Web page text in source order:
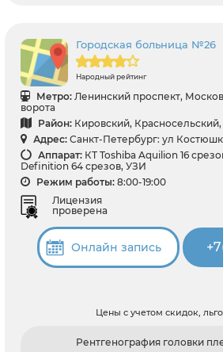
Городская больница №26
Народный рейтинг
Метро: Ленинский проспект,
ворота
Район: Кировский,
Адрес: Санкт-Петербург: ул
Аппарат: КТ Toshiba Aquilion 16
Definition 64 срезов, УЗИ
Режим работы: 8:00-19:00
Лицензия
проверена
Онлайн запись
Цены с учетом скидок,
Рентгенография головки